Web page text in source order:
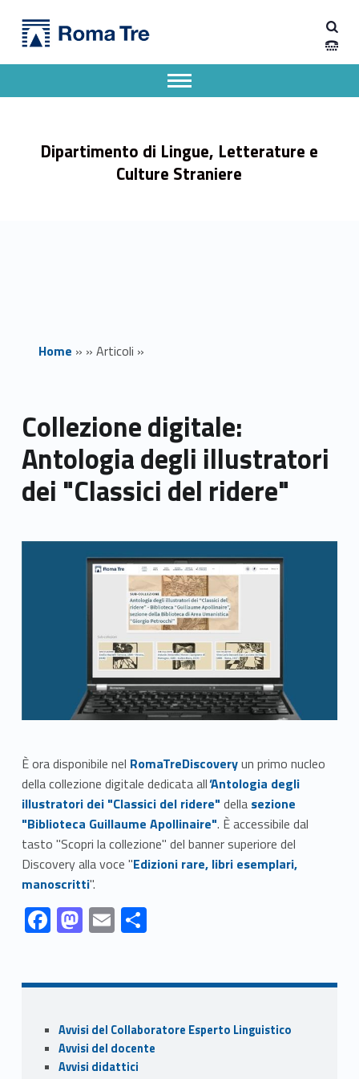
Collezione digitale: Antologia degli illustratori dei "Classici del ridere" - Dipartimento di Lingue, Letterature e Culture Straniere
Dipartimento di Lingue, Letterature e Culture Straniere dell'Università degli Studi Roma Tre
Dipartimento di Lingue, Letterature e
Culture Straniere
Apri il menu secondario
Header info sidebar
Home » » Articoli »
Collezione digitale:
Antologia degli illustratori
dei "Classici del ridere"
Link identifier archive #link-archive-thumb-soap-53924
È ora disponibile nel Link identifier #identifier__139247-1
RomaTreDiscoveryun primo nucleo
della collezione digitale dedicata allLink identifier #identifier__198926-2
'Antologia degli
illustratori dei "Classici del ridere" dellaLink identifier #identifier__137947-3
sezione
"Biblioteca Guillaume Apollinaire". È accessibile dal
tasto "Scopri la collezione" del banner superiore del
Discovery alla voce "Link identifier #identifier__2625-4
Edizioni rare, libri esemplari,
manoscritti".
Link identifier #identifier__93191-1
F
ac
b
o
o
Link identifier #identifier__72968-2 M
as
d
o
n
Link identifier #identifier__87197-3 E
m
l
Link identifier #identifier__94193-4 C
o
di
vi
di
Sidebar
Avvisi del Collaboratore Esperto Linguistico
Avvisi del docente
Avvisi didattici